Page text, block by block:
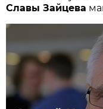
Славы Зайцева